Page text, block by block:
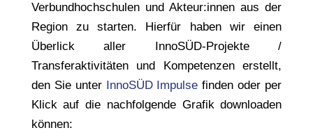
Verbundhochschulen und Akteur:innen aus der
Region zu starten. Hierfür haben wir einen
Überlick aller InnoSÜD-Projekte /
Transferaktivitäten und Kompetenzen erstellt,
den Sie unter
InnoSÜD Impulse finden oder per
Klick auf die nachfolgende Grafik downloaden
können: